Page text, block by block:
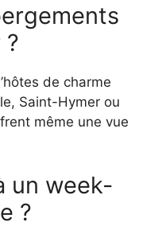
de charme
Saint-Hymer ou
même une vue
un week-
?